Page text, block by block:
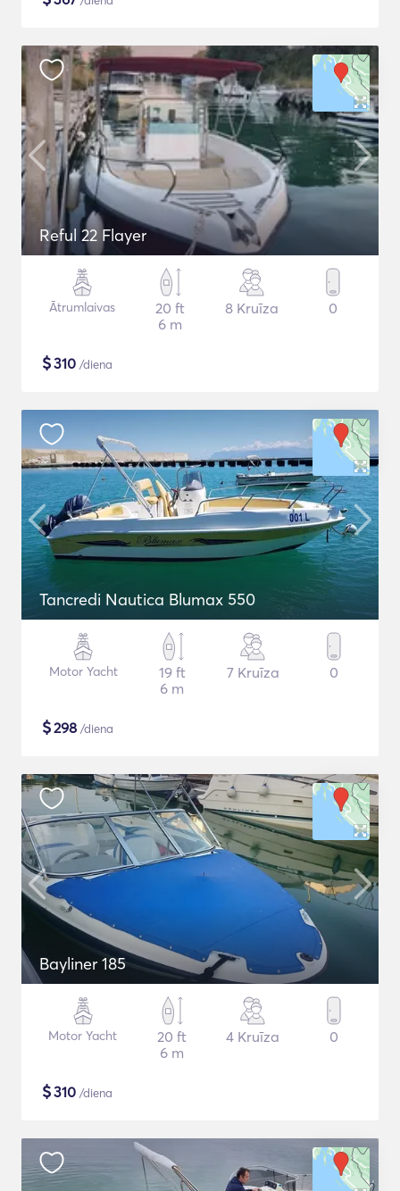
Reful 22 Flayer
Ātrumlaivas
20 ft
6 m
8 Kruīza 0
$310 /diena
Tancredi Nautica Blumax 550
Motor Yacht
19 ft
6 m
7 Kruīza 0
$298 /diena
Bayliner 185
Motor Yacht
20 ft
6 m
4 Kruīza 0
$310 /diena